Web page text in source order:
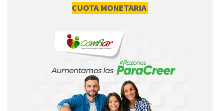
CUOTA MONETARIA